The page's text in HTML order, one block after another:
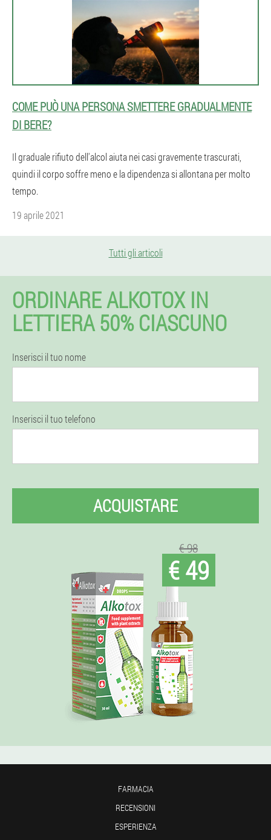
COME PUÒ UNA PERSONA SMETTERE GRADUALMENTE
DI BERE?
Il graduale rifiuto dell'alcol aiuta nei casi gravemente trascurati,
quindi il corpo soffre meno e la dipendenza si allontana per molto
tempo.
19 aprile 2021
Tutti gli articoli
ORDINARE ALKOTOX IN
LETTIERA 50% CIASCUNO
Inserisci il tuo nome
Inserisci il tuo telefono
ACQUISTARE
€ 98
€ 49
FARMACIA
RECENSIONI
ESPERIENZA